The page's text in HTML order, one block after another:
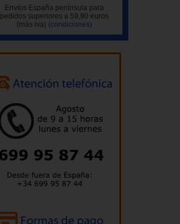
Envíos España península para
pedidos superiores a 59,90 euros
(más iva) (condiciones)